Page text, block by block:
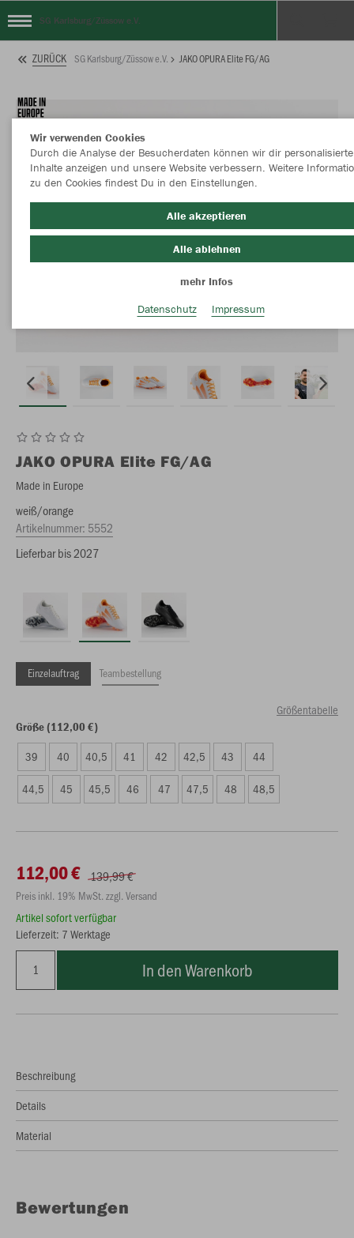
SG Karlsburg/Züssow e.V.
ZURÜCK SG Karlsburg/Züssow e.V. JAKO OPURA Elite FG/AG
JAKO OPURA Elite FG/AG
Made in Europe
weiß/orange
Artikelnummer: 5552
Lieferbar bis 2027
Einzelauftrag Teambestellung
Größentabelle
Größe (112,00 €)
39 40 40,5 41 42 42,5 43 44
44,5 45 45,5 46 47 47,5 48 48,5
112,00 € 139,99 €
Preis inkl. 19% MwSt. zzgl. Versand
Artikel sofort verfügbar
Lieferzeit: 7 Werktage
In den Warenkorb
Beschreibung
Details
Material
Bewertungen
Wir verwenden Cookies
Durch die Analyse der Besucherdaten können wir dir personalisierte
Inhalte anzeigen und unsere Website verbessern. Weitere
zu den Cookies findest Du in den Einstellungen.
Alle akzeptieren
Alle ablehnen
mehr Infos
Datenschutz
Impressum